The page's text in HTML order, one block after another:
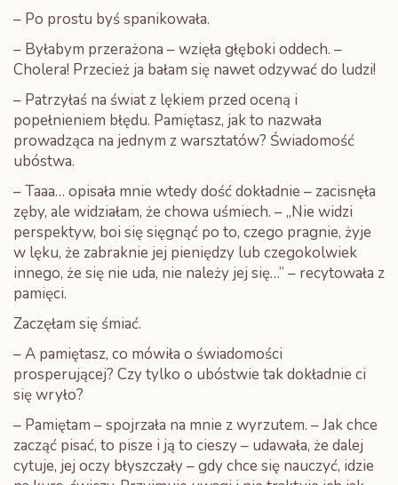
– Po prostu byś spanikowała.
– Byłabym przerażona – wzięła głęboki oddech. –
Cholera! Przecież ja bałam się nawet odzywać do ludzi!
– Patrzyłaś na świat z lękiem przed oceną i
popełnieniem błędu. Pamiętasz, jak to nazwała
prowadząca na jednym z warsztatów? Świadomość
ubóstwa.
– Taaa… opisała mnie wtedy dość dokładnie – zacisnęła
zęby, ale widziałam, że chowa uśmiech. – „Nie widzi
perspektyw, boi się sięgnąć po to, czego pragnie, żyje
w lęku, że zabraknie jej pieniędzy lub czegokolwiek
innego, że się nie uda, nie należy jej się…” – recytowała z
pamięci.
Zaczęłam się śmiać.
– A pamiętasz, co mówiła o świadomości
prosperującej? Czy tylko o ubóstwie tak dokładnie ci
się wryło?
– Pamiętam – spojrzała na mnie z wyrzutem. – Jak chce
zacząć pisać, to pisze i ją to cieszy – udawała, że dalej
cytuje, jej oczy błyszczały – gdy chce się nauczyć, idzie